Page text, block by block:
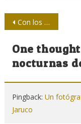
Navegación
de
entradas
Con los Cinco, junto a Martí
One
nocturnas
Pingback: Un
Jaruco